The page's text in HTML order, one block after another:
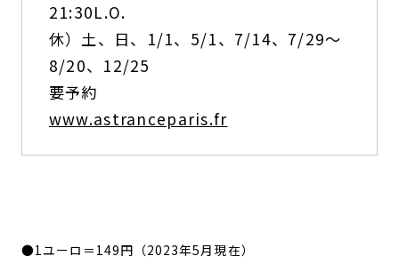
21:30L.O.
休）土、日、1/1、5/1、7/14、7/29～
8/20、12/25
要予約
www.astranceparis.fr
●1ユーロ＝149円（2023年5月現在）